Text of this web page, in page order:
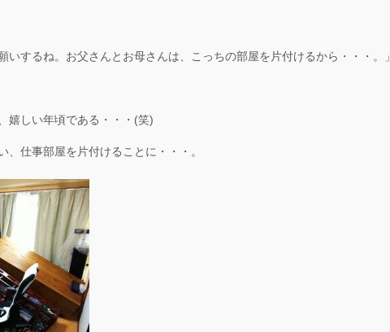
いするね。お父さんとお母さんは、こっちの部屋を片付けるから・・・。」
嬉しい年頃である・・・(笑)
、仕事部屋を片付けることに・・・。